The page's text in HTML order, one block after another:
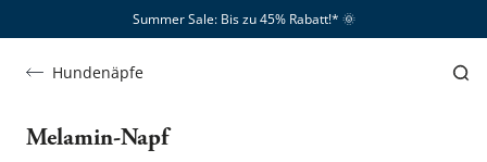
Summer Sale: Bis zu 45% Rabatt!*​ 🌞
Hundenäpfe
Melamin-Napf